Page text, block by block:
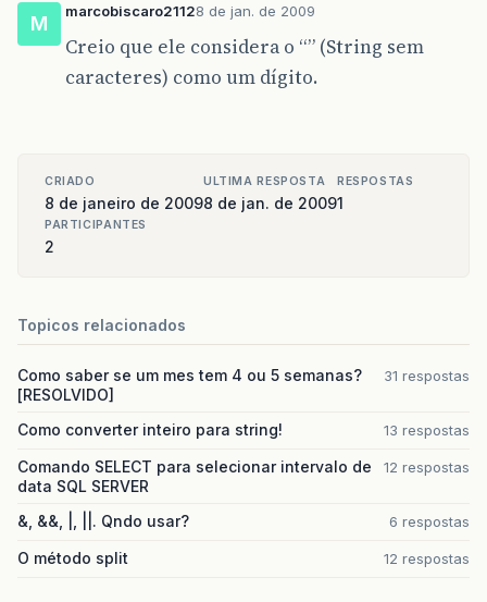
M
marcobiscaro21128 de jan. de 2009
Creio que ele considera o “” (String sem
caracteres) como um dígito.
CRIADO
8 de janeiro de 2009
ULTIMA RESPOSTA
8 de jan. de 2009
RESPOSTAS
1
PARTICIPANTES
2
Topicos relacionados
Como saber se um mes tem 4 ou 5 semanas?
[RESOLVIDO]
31 respostas
Como converter inteiro para string! 13 respostas
Comando SELECT para selecionar intervalo de
data SQL SERVER
12 respostas
&, &&, |, ||. Qndo usar? 6 respostas
O método split 12 respostas